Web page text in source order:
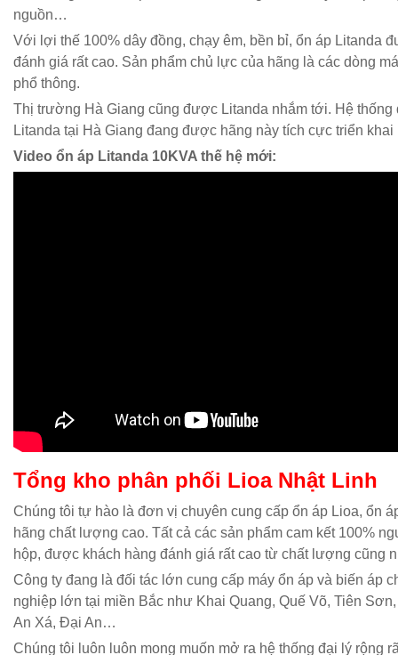
nguồn…
Với lợi thế 100% dây đồng, chạy êm, bền bỉ, ổn áp Litanda
đánh giá rất cao. Sản phẩm chủ lực của hãng là các dòng
phổ thông.
Thị trường Hà Giang cũng được Litanda nhắm tới. Hệ thống
Litanda tại Hà Giang đang được hãng này tích cực triển khai
Video ổn áp Litanda 10KVA thế hệ mới:
Tổng kho phân phối Lioa Nhật Linh
Chúng tôi tự hào là đơn vị chuyên cung cấp ổn áp Lioa, ổn
hãng chất lượng cao. Tất cả các sản phẩm cam kết 100%
hộp, được khách hàng đánh giá rất cao từ chất lượng cũng
Công ty đang là đối tác lớn cung cấp máy ổn áp và biến áp
nghiệp lớn tại miền Bắc như Khai Quang, Quế Võ, Tiên
An Xá, Đại An…
Chúng tôi luôn luôn mong muốn mở ra hệ thống đại lý rộng